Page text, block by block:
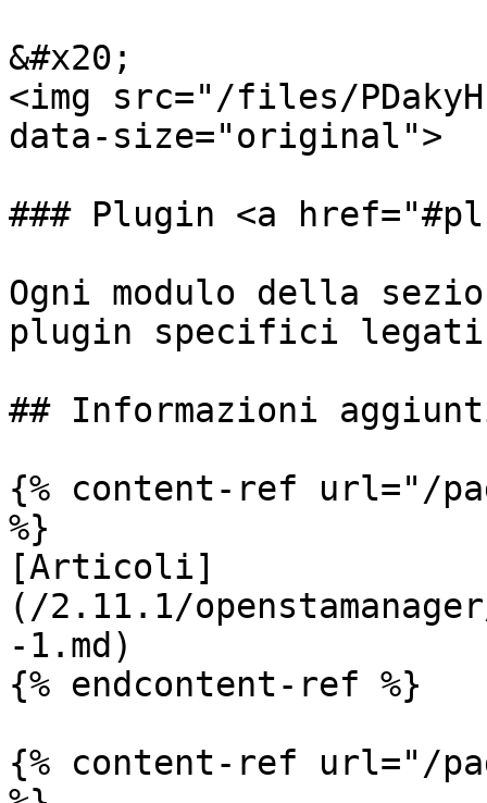
&#x20;
<img src="/files/
data-size="original">
### Plugin <a
Ogni modulo della
plugin specifici
## Informazioni
{% content-ref url="/
%}
[Articoli]
(/2.11.1/
-1.md)
{% endcontent-ref %}
{% content-ref url="/